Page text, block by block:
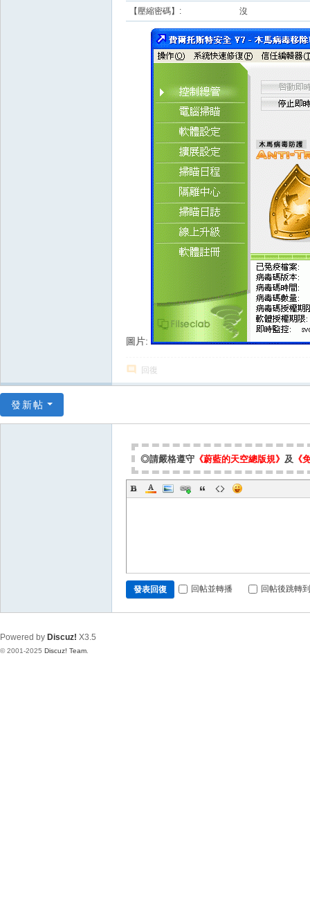
【壓縮密碼】: 沒
圖片:
回復
發新帖
◎請嚴格遵守 《蔚藍的天空總版規》 及 《
發表回復 回帖並轉播 回帖後跳轉
Powered by Discuz! X3.5
© 2001-2025 Discuz! Team